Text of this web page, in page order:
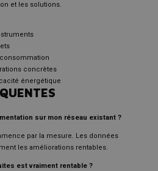
et les solutions.
concrètes
énergétique
sur mon réseau existant ?
par la mesure. Les données
les améliorations rentables.
est vraiment rentable ?